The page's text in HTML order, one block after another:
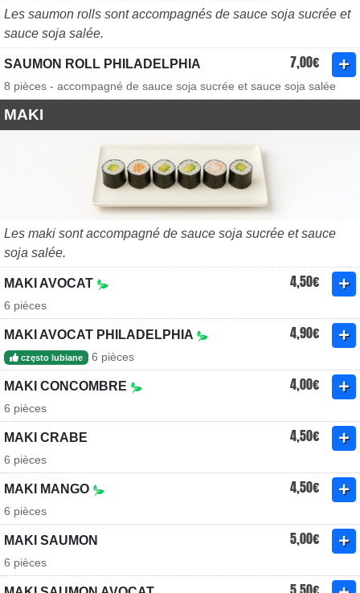
Les saumon rolls sont accompagnés de sauce soja sucrée et
sauce soja salée.
SAUMON ROLL PHILADELPHIA 7,00€
8 pièces - accompagné de sauce soja sucrée et sauce soja salée
MAKI
Les maki sont accompagné de sauce soja sucrée et sauce
soja salée.
MAKI AVOCAT 4,50€
6 pièces
MAKI AVOCAT PHILADELPHIA 4,90€
często lubiane 6 pièces
MAKI CONCOMBRE 4,00€
6 pièces
MAKI CRABE 4,50€
6 pièces
MAKI MANGO 4,50€
6 pièces
MAKI SAUMON 5,00€
6 pièces